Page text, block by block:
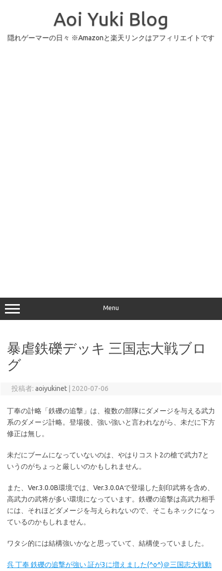
Aoi Yuki Blog
隠れゲーマーの日々 ※Amazonと楽天リンクはアフィリエイトです
Menu
暴虐鉄礫デッキ 三国志大戦ブロ
グ
投稿者: aoiyukinet 2020-07-06
丁奉の計略「鉄礫の追撃」は、複数の部隊にダメージを与える武力
系のダメージ計略。登場後、強い強いと言われながら、未だに下方
修正は無し。
未だにブームになっていないのは、やはりコスト2の槍で武力7と
いうのがちょっと厳しいのかもしれません。
また、Ver.3.0.0B環境では、Ver.3.0.0Aで登場した刻印武将を含め、
高武力の武将が多い環境になっています。鉄礫の追撃は高武力相手
には、それほどダメージを与えられないので、そこもネックになっ
ているのかもしれません。
ワタシ的には結構強いかなと思っていて、結構使っていました。
呉 丁奉 鉄礫の追撃が強い 証が3に増えました(^o^)＠三国志大戦動